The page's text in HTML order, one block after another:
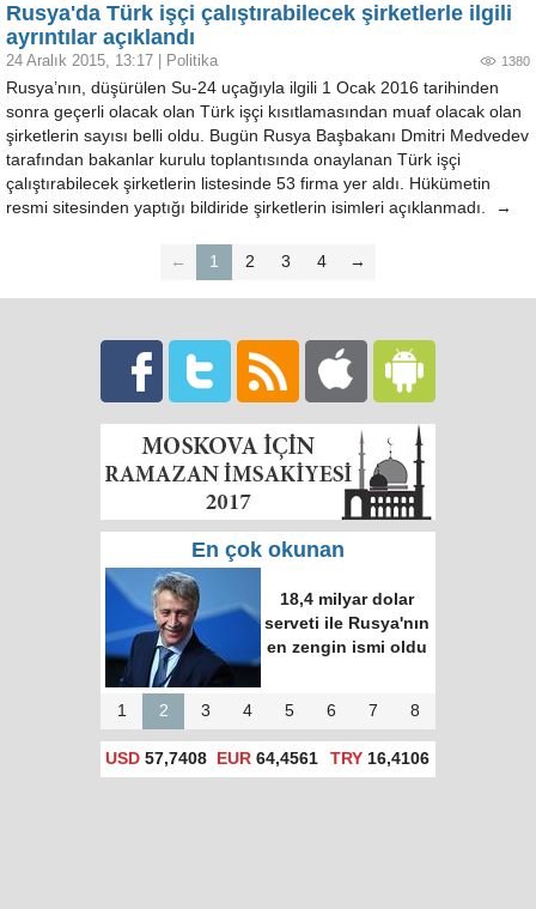
Rusya'da Türk işçi çalıştırabilecek şirketlerle ilgili
ayrıntılar açıklandı
24 Aralık 2015, 13:17 Politika 1380
Rusya’nın, düşürülen Su-24 uçağıyla ilgili 1 Ocak 2016 tarihinden
sonra geçerli olacak olan Türk işçi kısıtlamasından muaf olacak olan
şirketlerin sayısı belli oldu. Bugün Rusya Başbakanı Dmitri Medvedev
tarafından bakanlar kurulu toplantısında onaylanan Türk işçi
çalıştırabilecek şirketlerin listesinde 53 firma yer aldı. Hükümetin
resmi sitesinden yaptığı bildiride şirketlerin isimleri açıklanmadı. →
← 1 2 3 4 →
En çok okunan
18,4 milyar dolar
serveti ile Rusya'nın
en zengin ismi oldu
1 2 3 4 5 6 7 8
USD 57,7408 EUR 64,4561 TRY16,4106